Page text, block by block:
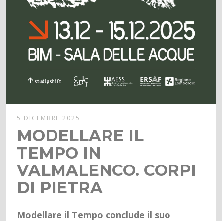
5 DICEMBRE 2025
MODELLARE IL
TEMPO IN
VALMALENCO. CORPI
DI PIETRA
Modellare il Tempo conclude il suo